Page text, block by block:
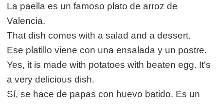
La paella es un famoso plato de arroz de
Valencia.
That dish comes with a salad and a dessert.
Ese platillo viene con una ensalada y un postre.
Yes, it is made with potatoes with beaten egg. It's
a very delicious dish.
Sí, se hace de papas con huevo batido. Es un